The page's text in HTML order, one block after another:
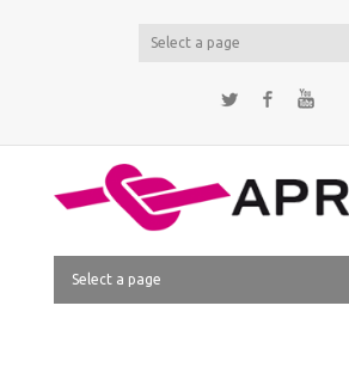
Select a page
Twitter Facebook
Select a page